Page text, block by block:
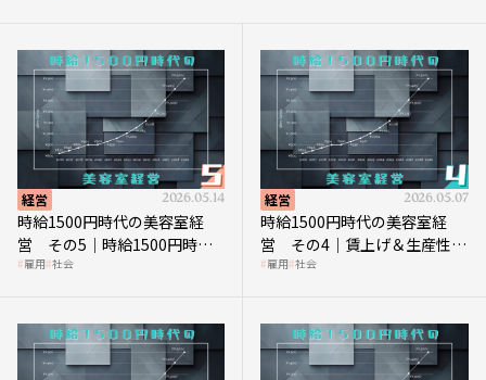
経営 2026.05.14
時給1500円時代の美容室経
営 その5｜時給1500円時代
の到来は美容業の収益構造を
雇用 社会
経営 2026.05.07
時給1500円時代の美容室経
営 その4｜賃上げ＆生産性向
上につなげる賢い助成金活用
雇用 社会